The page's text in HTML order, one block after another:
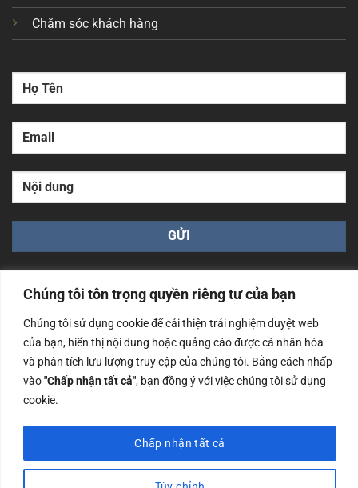
Chúng tôi tôn trọng quyền riêng tư của bạn
Chúng tôi sử dụng cookie để cải thiện trải nghiệm duyệt web
của bạn, hiển thị nội dung hoặc quảng cáo được cá nhân hóa
và phân tích lưu lượng truy cập của chúng tôi. Bằng cách nhấp
vào"Chấp nhận tất cả", bạn đồng ý với việc chúng tôi sử dụng
cookie.
Chấp nhận tất cả
Chăm sóc khách hàng
Công ty TNHH Nam Bình Xương - Số ĐKKD: 0108783483
cấp ngày 14/06/2019 bởi Sở Kế Hoạch và Đầu Tư Tp. Hà
Nội
Copyrights @2023 Nam Binh Xuong. All Rights Reserved